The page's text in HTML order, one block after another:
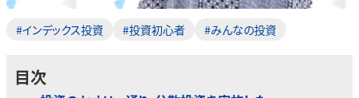
#インデックス投資 #投資初心者 #みんなの投資
目次